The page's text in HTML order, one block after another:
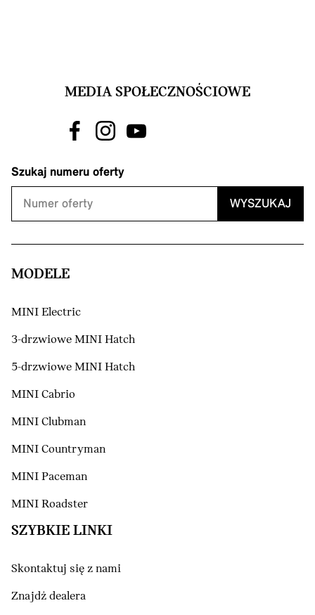
MEDIA SPOŁECZNOŚCIOWE
Szukaj numeru oferty
WYSZUKAJ
MODELE
MINI Electric
3-drzwiowe MINI Hatch
5-drzwiowe MINI Hatch
MINI Cabrio
MINI Clubman
MINI Countryman
MINI Paceman
MINI Roadster
SZYBKIE LINKI
Skontaktuj się z nami
Znajdź dealera